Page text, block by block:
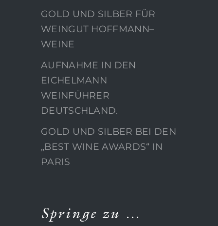
GOLD UND SILBER FÜR
WEINGUT HOFFMANN–
WEINE
AUFNAHME IN DEN
EICHELMANN
WEINFÜHRER
DEUTSCHLAND.
GOLD UND SILBER BEI DEN
„BEST WINE AWARDS“ IN
PARIS
Springe zu …